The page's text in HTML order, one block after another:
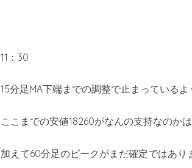
11：30
15分足MA下端までの調整で止まっているよ
ここまでの安値18260がなんの支持なのか
加えて60分足のピークがまだ確定ではあ